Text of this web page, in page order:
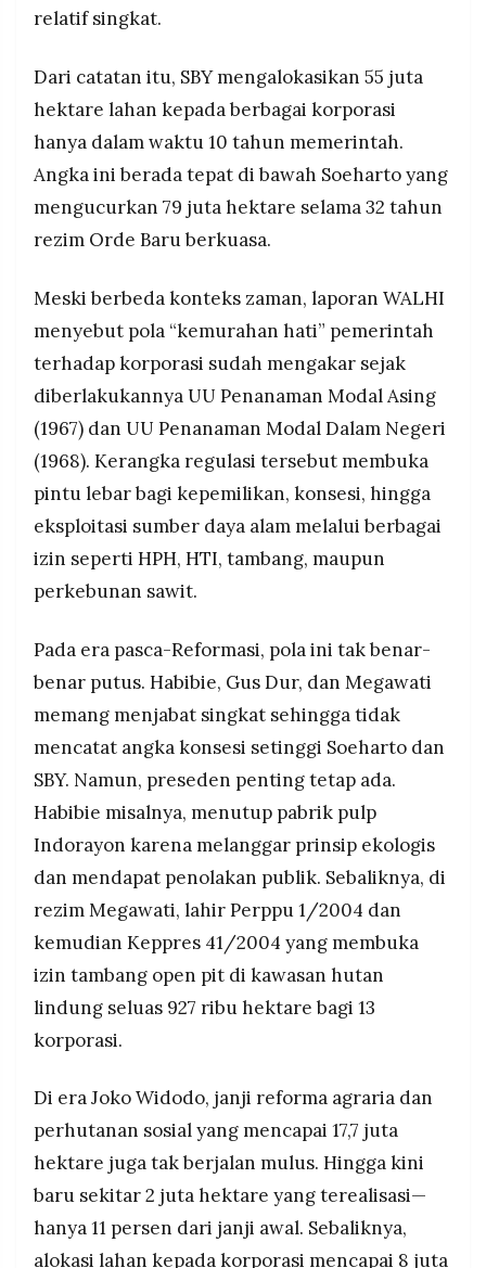
PT.
RESOLUSI
relatif singkat.
Dari catatan itu, SBY mengalokasikan 55 juta
hektare lahan kepada berbagai korporasi
hanya dalam waktu 10 tahun memerintah.
Angka ini berada tepat di bawah Soeharto yang
mengucurkan 79 juta hektare selama 32 tahun
rezim Orde Baru berkuasa.
Meski berbeda konteks zaman, laporan WALHI
menyebut pola “kemurahan hati” pemerintah
terhadap korporasi sudah mengakar sejak
diberlakukannya UU Penanaman Modal Asing
(1967) dan UU Penanaman Modal Dalam Negeri
(1968). Kerangka regulasi tersebut membuka
pintu lebar bagi kepemilikan, konsesi, hingga
eksploitasi sumber daya alam melalui berbagai
izin seperti HPH, HTI, tambang, maupun
perkebunan sawit.
Pada era pasca-Reformasi, pola ini tak benar-
benar putus. Habibie, Gus Dur, dan Megawati
memang menjabat singkat sehingga tidak
mencatat angka konsesi setinggi Soeharto dan
SBY. Namun, preseden penting tetap ada.
Habibie misalnya, menutup pabrik pulp
Indorayon karena melanggar prinsip ekologis
dan mendapat penolakan publik. Sebaliknya, di
rezim Megawati, lahir Perppu 1/2004 dan
kemudian Keppres 41/2004 yang membuka
izin tambang open pit di kawasan hutan
lindung seluas 927 ribu hektare bagi 13
korporasi.
Di era Joko Widodo, janji reforma agraria dan
perhutanan sosial yang mencapai 17,7 juta
hektare juga tak berjalan mulus. Hingga kini
baru sekitar 2 juta hektare yang terealisasi—
hanya 11 persen dari janji awal. Sebaliknya,
alokasi lahan kepada korporasi mencapai 8 juta